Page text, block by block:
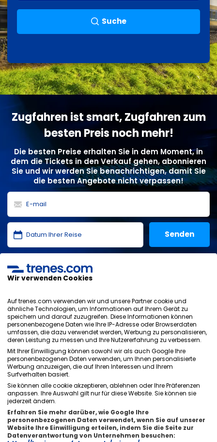
Suche
Zugfahren ist smart, Zugfahren zum
besten Preis noch mehr!
Die besten Preise erhalten Sie in dem Moment, in
dem die Tickets in den Verkauf gehen, abonnieren
Sie und wir werden Sie benachrichtigen, damit Sie
die besten Angebote nicht verpassen!
Ich habe dieDatenschutzerklärung
allgemeinen Bedingungen
Datenschutzrichtlinie
AGB
Cookie-Richtlinie
Sicherheitsrichtlinie
Impressum
Über uns ixigo
Wir verwenden Cookies
Auf trenes.com verwenden wir und unsere Partner cookie und
ähnliche Technologien, um Informationen auf Ihrem Gerät zu
speichern und darauf zuzugreifen. Diese Informationen können
personenbezogene Daten wie Ihre IP-Adresse oder Browserdaten
umfassen, die dazu verwendet werden, Werbung zu personalisieren,
deren Leistung zu messen und Ihre Nutzererfahrung zu verbessern.
Mit Ihrer Einwilligung können sowohl wir als auch Google Ihre
personenbezogenen Daten verwenden, um Ihnen personalisierte
Werbung anzuzeigen, die auf Ihren Interessen und Ihrem
Surfverhalten basiert.
Sie können alle cookie akzeptieren, ablehnen oder Ihre Präferenzen
anpassen. Ihre Auswahl gilt nur für diese Website. Sie können sie
jederzeit ändern.
Erfahren Sie mehr darüber, wie Google Ihre
personenbezogenen Daten verwendet, wenn Sie auf unserer
Website Ihre Einwilligung erteilen, indem Sie die Seite zur
Datenverantwortung von Unternehmen besuchen: